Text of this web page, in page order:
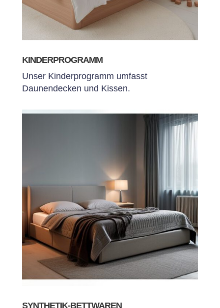
KINDERPROGRAMM
Unser Kinderprogramm umfasst
Daunendecken und Kissen.
SYNTHETIK-BETTWAREN